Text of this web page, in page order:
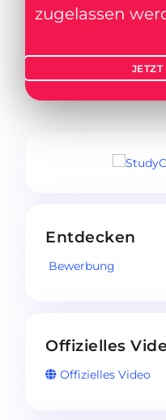
zugelassen
Entdecken
Bewerbung
Offizielles
Offizielles Video